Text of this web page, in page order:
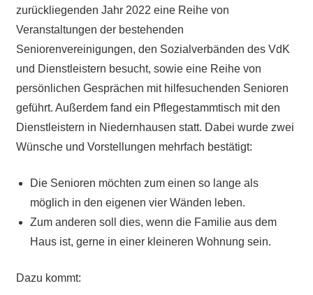
zurückliegenden Jahr 2022 eine Reihe von
Veranstaltungen der bestehenden
Seniorenvereinigungen, den Sozialverbänden des VdK
und Dienstleistern besucht, sowie eine Reihe von
persönlichen Gesprächen mit hilfesuchenden Senioren
geführt. Außerdem fand ein Pflegestammtisch mit den
Dienstleistern in Niedernhausen statt. Dabei wurde zwei
Wünsche und Vorstellungen mehrfach bestätigt:
Die Senioren möchten zum einen so lange als
möglich in den eigenen vier Wänden leben.
Zum anderen soll dies, wenn die Familie aus dem
Haus ist, gerne in einer kleineren Wohnung sein.
Dazu kommt: